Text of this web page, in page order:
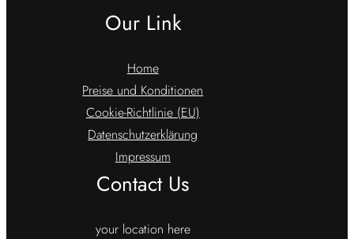
Our Link
Home
Preise und Konditionen
Cookie-Richtlinie (EU)
Datenschutzerklärung
Impressum
Contact Us
your location here